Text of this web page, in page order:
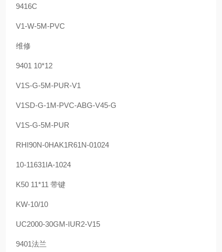
9416C
V1-W-5M-PVC
维修
9401 10*12
V1S-G-5M-PUR-V1
V1SD-G-1M-PVC-ABG-V45-G
V1S-G-5M-PUR
RHI90N-0HAK1R61N-01024
10-11631IA-1024
K50 11*11 带键
KW-10/10
UC2000-30GM-IUR2-V15
9401法兰